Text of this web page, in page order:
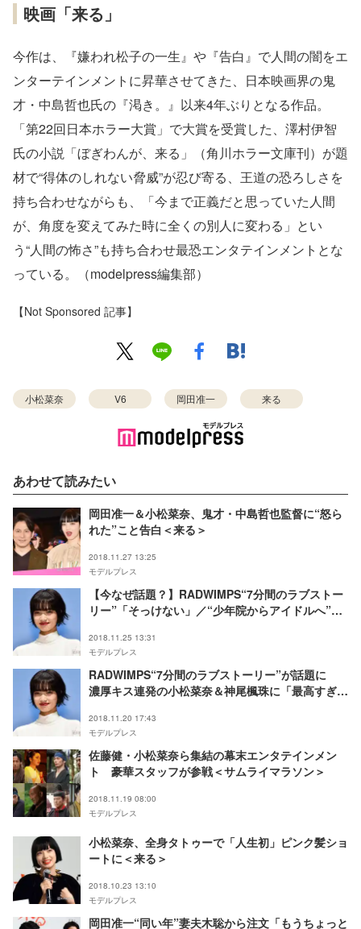
映画「来る」
今作は、『嫌われ松子の一生』や『告白』で人間の闇をエ
ンターテインメントに昇華させてきた、日本映画界の鬼
才・中島哲也氏の『渇き。』以来4年ぶりとなる作品。
「第22回日本ホラー大賞」で大賞を受賞した、澤村伊智
氏の小説「ぼぎわんが、来る」（角川ホラー文庫刊）が題
材で“得体のしれない脅威”が忍び寄る、王道の恐ろしさを
持ち合わせながらも、「今まで正義だと思っていた人間
が、角度を変えてみた時に全くの別人に変わる」とい
う“人間の怖さ”も持ち合わせ最恐エンタテインメントとな
っている。（modelpress編集部）
【Not Sponsored 記事】
小松菜奈 V6 岡田准一 来る
あわせて読みたい
岡田准一＆小松菜奈、鬼才・中島哲也監督に“怒ら
れた”こと告白＜来る＞
2018.11.27 13:25
モデルプレス
【今なぜ話題？】RADWIMPS“7分間のラブストー
リー”「そっけない」／“少年院からアイドルへ”戦
2018.11.25 13:31
モデルプレス
RADWIMPS“7分間のラブストーリー”が話題に
濃厚キス連発の小松菜奈＆神尾楓珠に「最高すぎ
2018.11.20 17:43
モデルプレス
佐藤健・小松菜奈ら集結の幕末エンタテインメン
ト 豪華スタッフが参戦＜サムライマラソン＞
2018.11.19 08:00
モデルプレス
小松菜奈、全身タトゥーで「人生初」ピンク髪ショ
ートに＜来る＞
2018.10.23 13:10
モデルプレス
岡田准一“同い年”妻夫木聡から注文「もうちょっと